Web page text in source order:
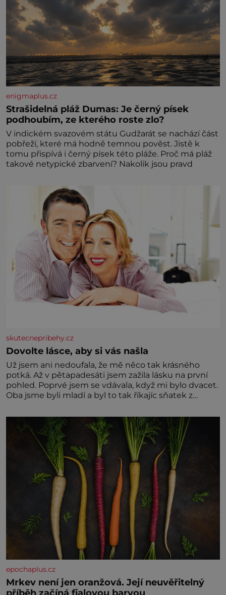
enigmaplus.cz
Strašidelná pláž Dumas: Je černý písek
podhoubím, ze kterého roste zlo?
V indickém svazovém státu Gudžarát se nachází část
pobřeží, které má hodně temnou pověst. Jistě k
tomu přispívá i černý písek této pláže. Proč má pláž
takové netypické zbarvení? Nakolik jsou pravd
skutecnepribehy.cz
Dovolte lásce, aby si vás našla
Už jsem ani nedoufala, že mě něco tak krásného
potká. Až v pětapadesáti jsem zažila lásku na první
pohled. Poprvé jsem se vdávala, když mi bylo dvacet.
Oba jsme byli mladí a byl to tak říkajíc sňatek z
zaopatřený mladý muž. Manželství nám oběma moc
nesvědčilo, brzy jsme zjistili, že
epochaplus.cz
Mrkev není jen oranžová. Její neuvěřitelný
příběh začíná fialovou barvou